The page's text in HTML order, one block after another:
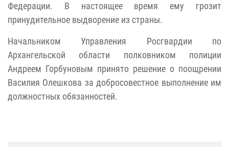
Федерации. В настоящее время ему грозит
принудительное выдворение из страны.
Начальником Управления Росгвардии по
Архангельской области полковником полиции
Андреем Горбуновым принято решение о поощрении
Василия Олешкова за добросовестное выполнение им
должностных обязанностей.